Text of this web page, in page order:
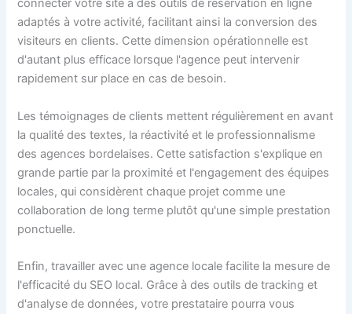
connecter votre site à des outils de réservation en ligne
adaptés à votre activité, facilitant ainsi la conversion des
visiteurs en clients. Cette dimension opérationnelle est
d'autant plus efficace lorsque l'agence peut intervenir
rapidement sur place en cas de besoin.
Les témoignages de clients mettent régulièrement en avant
la qualité des textes, la réactivité et le professionnalisme
des agences bordelaises. Cette satisfaction s'explique en
grande partie par la proximité et l'engagement des équipes
locales, qui considèrent chaque projet comme une
collaboration de long terme plutôt qu'une simple prestation
ponctuelle.
Enfin, travailler avec une agence locale facilite la mesure de
l'efficacité du SEO local. Grâce à des outils de tracking et
d'analyse de données, votre prestataire pourra vous